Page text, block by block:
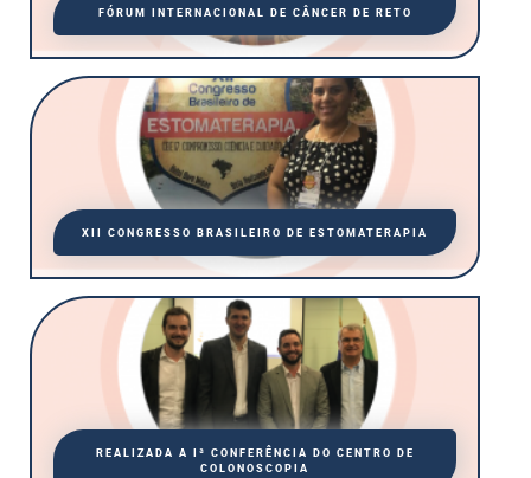
FÓRUM INTERNACIONAL DE CÂNCER DE RETO
XII CONGRESSO BRASILEIRO DE ESTOMATERAPIA
REALIZADA A Iª CONFERÊNCIA DO CENTRO DE
COLONOSCOPIA